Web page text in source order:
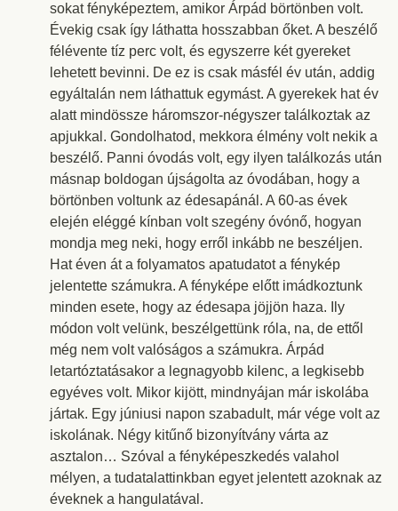
sokat fényképeztem, amikor Árpád börtönben volt.
Évekig csak így láthatta hosszabban őket. A beszélő
félévente tíz perc volt, és egyszerre két gyereket
lehetett bevinni. De ez is csak másfél év után, addig
egyáltalán nem láthattuk egymást. A gyerekek hat év
alatt mindössze háromszor-négyszer találkoztak az
apjukkal. Gondolhatod, mekkora élmény volt nekik a
beszélő. Panni óvodás volt, egy ilyen találkozás után
másnap boldogan újságolta az óvodában, hogy a
börtönben voltunk az édesapánál. A 60-as évek
elején eléggé kínban volt szegény óvónő, hogyan
mondja meg neki, hogy erről inkább ne beszéljen.
Hat éven át a folyamatos apatudatot a fénykép
jelentette számukra. A fényképe előtt imádkoztunk
minden esete, hogy az édesapa jöjjön haza. Ily
módon volt velünk, beszélgettünk róla, na, de ettől
még nem volt valóságos a számukra. Árpád
letartóztatásakor a legnagyobb kilenc, a legkisebb
egyéves volt. Mikor kijött, mindnyájan már iskolába
jártak. Egy júniusi napon szabadult, már vége volt az
iskolának. Négy kitűnő bizonyítvány várta az
asztalon… Szóval a fényképeszkedés valahol
mélyen, a tudatalattinkban egyet jelentett azoknak az
éveknek a hangulatával.